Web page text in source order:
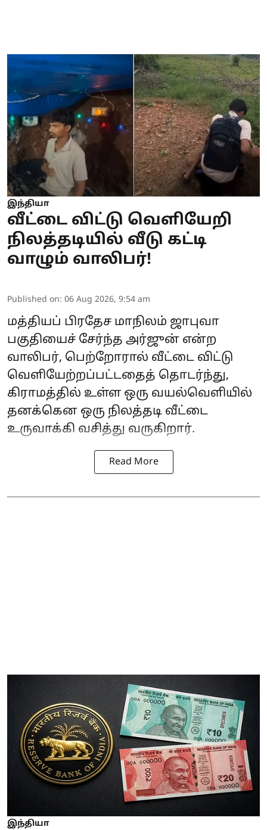
இந்தியா
வீட்டை விட்டு வெளியேறி
நிலத்தடியில் வீடு கட்டி
வாழும் வாலிபர்!
Published on: 06 Aug 2026, 9:54 am
மத்தியப் பிரதேச மாநிலம் ஜாபுவா
பகுதியைச் சேர்ந்த அர்ஜுன் என்ற
வாலிபர், பெற்றோரால் வீட்டை விட்டு
வெளியேற்றப்பட்டதைத் தொடர்ந்து,
கிராமத்தில் உள்ள ஒரு வயல்வெளியில்
தனக்கென ஒரு நிலத்தடி வீட்டை
உருவாக்கி வசித்து வருகிறார்.
Read More
இந்தியா